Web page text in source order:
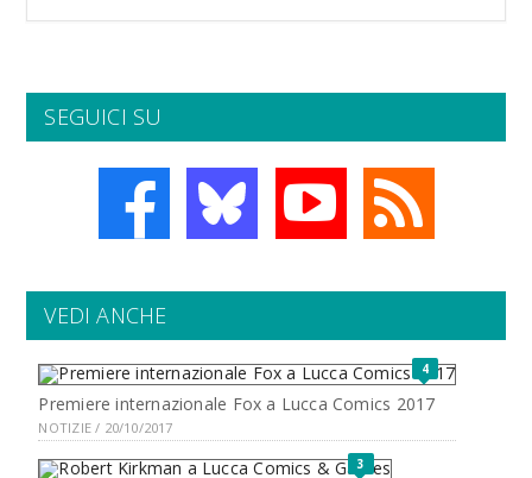
SEGUICI SU
VEDI ANCHE
4
Premiere internazionale Fox a Lucca Comics 2017
NOTIZIE / 20/10/2017
3